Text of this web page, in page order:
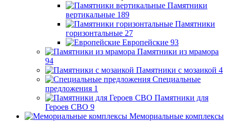
Памятники
вертикальные 189
Памятники
горизонтальные 27
Европейские 93
Памятники из мрамора
94
Памятники с мозаикой 4
Специальные
предложения 1
Памятники для
Героев СВО 9
Мемориальные комплексы